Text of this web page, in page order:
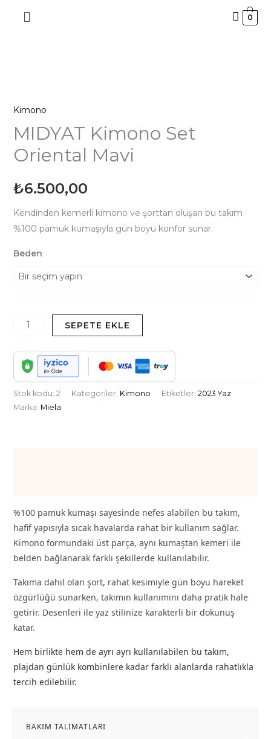
0
Kimono
MIDYAT Kimono Set
Oriental Mavi
₺6.500,00
Kendinden kemerli kimono ve şorttan oluşan bu takım
%100 pamuk kumaşıyla gün boyu konfor sunar.
Beden
Set
Oriental
Mavi
adet
SEPETE EKLE
Stok kodu: 2 Kategoriler: Kimono Etiketler: 2023 Yaz
Marka: Miela
%100 pamuk kumaşı sayesinde nefes alabilen bu takım,
hafif yapısıyla sıcak havalarda rahat bir kullanım sağlar.
Kimono formundaki üst parça, aynı kumaştan kemeri ile
belden bağlanarak farklı şekillerde kullanılabilir.
Takıma dahil olan şort, rahat kesimiyle gün boyu hareket
özgürlüğü sunarken, takımın kullanımını daha pratik hale
getirir. Desenleri ile yaz stilinize karakterli bir dokunuş
katar.
Hem birlikte hem de ayrı ayrı kullanılabilen bu takım,
plajdan günlük kombinlere kadar farklı alanlarda rahatlıkla
tercih edilebilir.
BAKIM TALIMATLARI